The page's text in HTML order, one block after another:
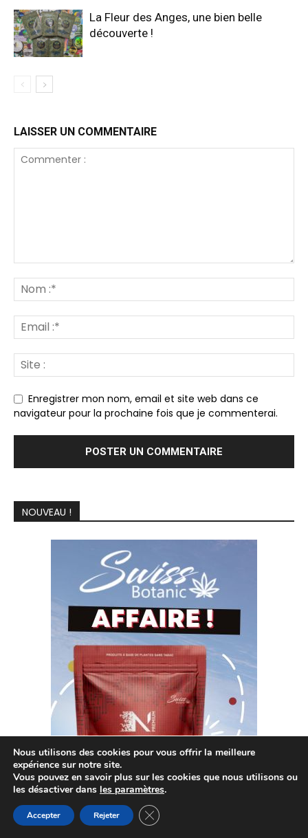
La Fleur des Anges, une bien belle
découverte !
LAISSER UN COMMENTAIRE
Enregistrer mon nom, email et site web dans ce
navigateur pour la prochaine fois que je commenterai.
NOUVEAU !
Nous utilisons des cookies pour vous offrir la meilleure
expérience sur notre site.
Vous pouvez en savoir plus sur les cookies que nous utilisons ou
les désactiver dans les paramètres.
Accepter Rejeter Fermer la bannière des cookies